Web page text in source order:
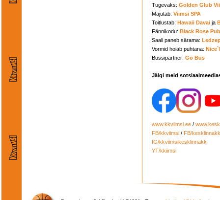
Tugevaks: Golden Glub
Majutab: Viimsi SPA
Toitlustab: Hawaii Davai ja
Fännikodu: Black Rose Pub
Saali paneb särama:
Vormid hoiab puhtana:
Bussipartner: Go Bus
Jälgi meid
www.kkviimsi.ee /
FB/kkviimsi / FB/kesklinnakk
IG/kkviimsikesklinnakk
YT/kkiimsi